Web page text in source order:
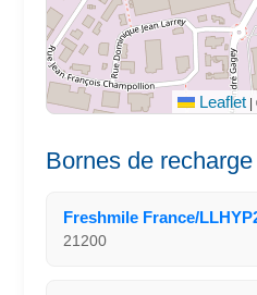
Leaflet
Bornes de
Freshmile France/
21200